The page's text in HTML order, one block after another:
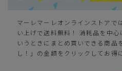
M(23.5cm)
L(24.0cm)
マーレマーレオンラインストアで
い上げで送料無料！ 消耗品を中
いうときにまとめ買いできる商品
し！」の金額をクリックしてお得